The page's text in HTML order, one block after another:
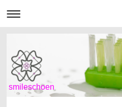
smileschoen